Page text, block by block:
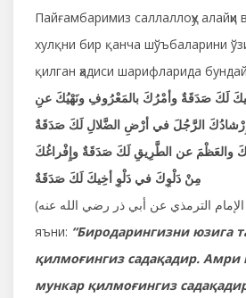
Пайғамбаримиз саллаллоҳу алайҳи
хулқни бир қанча шўъбаларини
қилган ҳадиси шарифларида
لَكَ صَدَقَةٌ وأمْرُكَ بالمَعْرُوفِ ونَهْيُكَ عنِ
الرَّجُلَ في أرْضِ الضَّلالِ لَكَ صَدَقَةٌ
والعَظْمَ عن الطَّرِيقِ لَكَ صَدَقَةٌ وإِفْراغُكَ
مِنْ دَلْوِكَ في دَلْوِ أخِيكَ لَكَ صَدَقَةٌ
яъни: “Биродарингизни юзига
қилмоғингиз садақадир.
мункар қилмоғингиз